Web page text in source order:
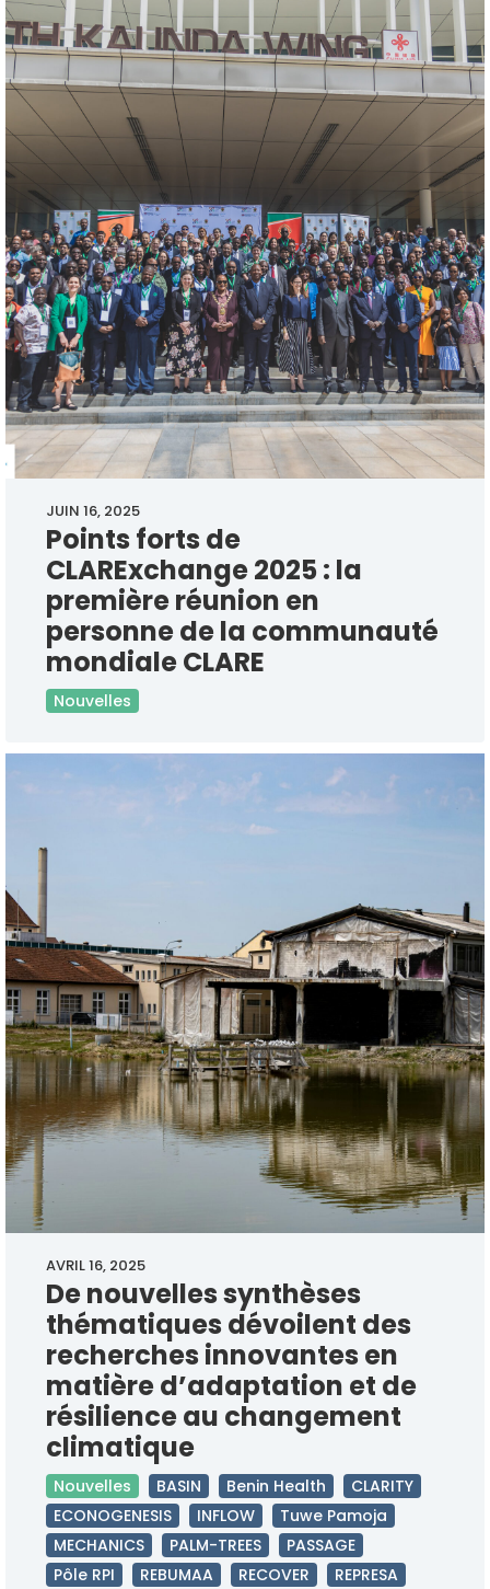
JUIN 16, 2025
Points forts de
CLARExchange 2025 : la
première réunion en
personne de la communauté
mondiale CLARE
Nouvelles
AVRIL 16, 2025
De nouvelles synthèses
thématiques dévoilent des
recherches innovantes en
matière d’adaptation et de
résilience au changement
climatique
Nouvelles BASIN Benin Health
CLARITY
ECONOGENESIS
INFLOW
Tuwe Pamoja
MECHANICS
PALM-TREES
PASSAGE
Pôle RPI
REBUMAA RECOVER REPRESA